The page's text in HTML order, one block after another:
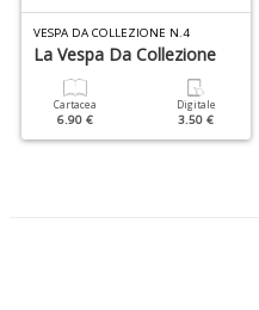
VESPA DA COLLEZIONE N.4
La Vespa Da Collezione
Cartacea
6.90 €
Digitale
3.50 €